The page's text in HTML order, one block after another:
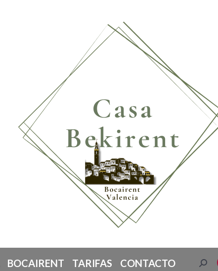
BOCAIRENT TARIFAS CONTACTO